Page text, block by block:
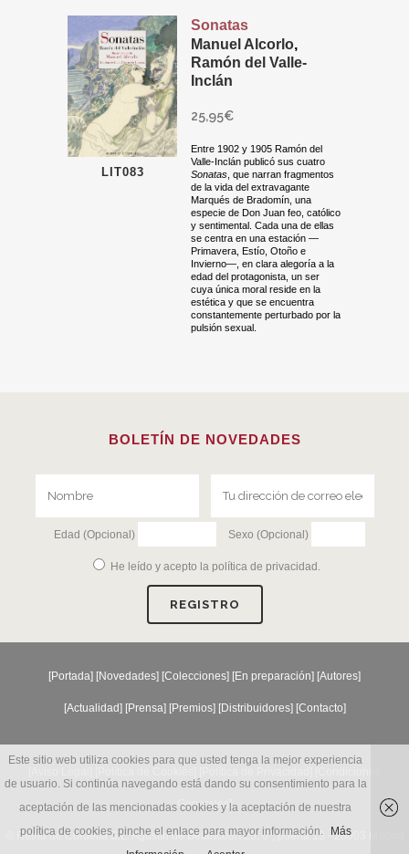
LIT083
Sonatas
Manuel Alcorlo,
Ramón del Valle-
Inclán
25,95€
Entre 1902 y 1905 Ramón del
Valle-Inclán publicó sus cuatro
Sonatas , que narran fragmentos
de la vida del extravagante
Marqués de Bradomín, una
especie de Don Juan feo, católico
y sentimental. Cada una de ellas
se centra en una estación —
Primavera, Estío, Otoño e
Invierno—, en clara alegoría a la
edad del protagonista, un ser
cuya única moral reside en la
estética y que se encuentra
constantemente perturbado por la
pulsión sexual.
BOLETÍN DE NOVEDADES
Edad (Opcional) Sexo (Opcional)
He leído y acepto la política de privacidad .
[Portada] [Novedades] [Colecciones] [En preparación] [Autores]
[Actualidad] [Prensa] [Premios] [Distribuidores] [Contacto]
Generales ]
© Reino de Cordelia S.L. Agustín de Betancourt 25, 6º, puerta 13 - 28003 Madrid
Este sitio web utiliza cookies para que usted tenga la mejor experiencia
de usuario. Si continúa navegando está dando su consentimiento para la
aceptación de las mencionadas cookies y la aceptación de nuestra
política de cookies, pinche el enlace para mayor información.
Más